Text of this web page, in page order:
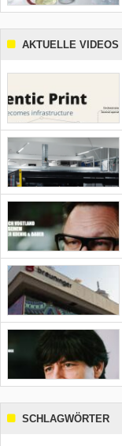
AKTUELLE VIDEOS
SCHLAGWÖRTER